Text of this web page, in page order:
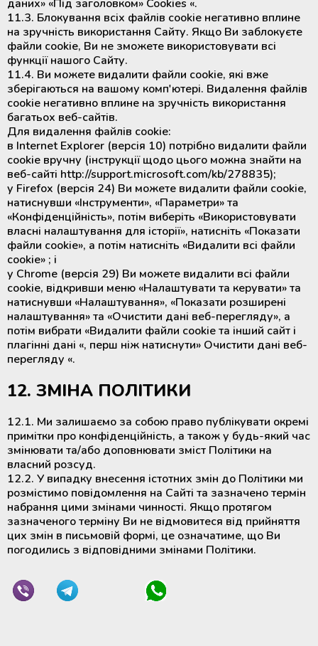
даних» «Під заголовком» Cookies «.
11.3. Блокування всіх файлів cookie негативно вплине
на зручність використання Сайту. Якщо Ви заблокуєте
файли cookie, Ви не зможете використовувати всі
функції нашого Сайту.
11.4. Ви можете видалити файли cookie, які вже
зберігаються на вашому комп'ютері. Видалення файлів
cookie негативно вплине на зручність використання
багатьох веб-сайтів.
Для видалення файлів cookie:
в Internet Explorer (версія 10) потрібно видалити файли
cookie вручну (інструкції щодо цього можна знайти на
веб-сайті http://support.microsoft.com/kb/278835);
у Firefox (версія 24) Ви можете видалити файли cookie,
натиснувши «Інструменти», «Параметри» та
«Конфіденційність», потім виберіть «Використовувати
власні налаштування для історії», натисніть «Показати
файли cookie», а потім натисніть «Видалити всі файли
cookie» ; і
у Chrome (версія 29) Ви можете видалити всі файли
cookie, відкривши меню «Налаштувати та керувати» та
натиснувши «Налаштування», «Показати розширені
налаштування» та «Очистити дані веб-перегляду», а
потім вибрати «Видалити файли cookie та інший сайт і
плагінні дані «, перш ніж натиснути» Очистити дані веб-
перегляду «.
12. ЗМІНА ПОЛІТИКИ
12.1. Ми залишаємо за собою право публікувати окремі
примітки про конфіденційність, а також у будь-який час
змінювати та/або доповнювати зміст Політики на
власний розсуд.
12.2. У випадку внесення істотних змін до Політики ми
розмістимо повідомлення на Сайті та зазначено термін
набрання цими змінами чинності. Якщо протягом
зазначеного терміну Ви не відмовитеся від прийняття
цих змін в письмовій формі, це означатиме, що Ви
погодились з відповідними змінами Політики.